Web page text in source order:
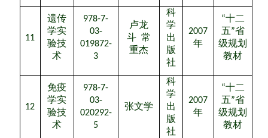
11
遗传
学实
验技
术
978-7-
03-
019872-
3
卢龙
斗 常
重杰
科
学
出
版
社
2007
年
“十二
五”省
级规划
教材
12
免疫
学实
验技
术
978-7-
03-
020292-
5
张文学
科
学
出
版
社
2007
年
“十二
五”省
级规划
教材